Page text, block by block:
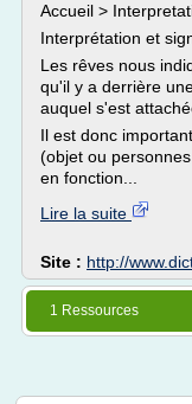
Accueil >
Interprétation et
Les rêves nous
qu'il y a derrière
auquel s'est
Il est donc
(objet ou
en fonction...
Lire la suite
Site : http://
1 Ressources